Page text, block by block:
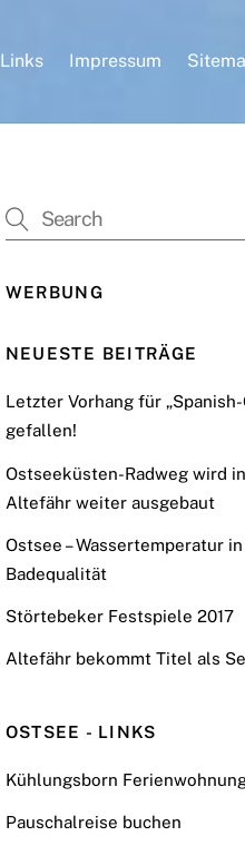
Links Impressum
WERBUNG
NEUESTE BEITRÄGE
Letzter Vorhang für „Spanish-
gefallen!
Ostseeküsten-Radweg wird in
Altefähr weiter ausgebaut
Ostsee – Wassertemperatur in
Badequalität
Störtebeker Festspiele 2017
Altefähr bekommt Titel als
OSTSEE - LINKS
Kühlungsborn
Pauschalreise buchen